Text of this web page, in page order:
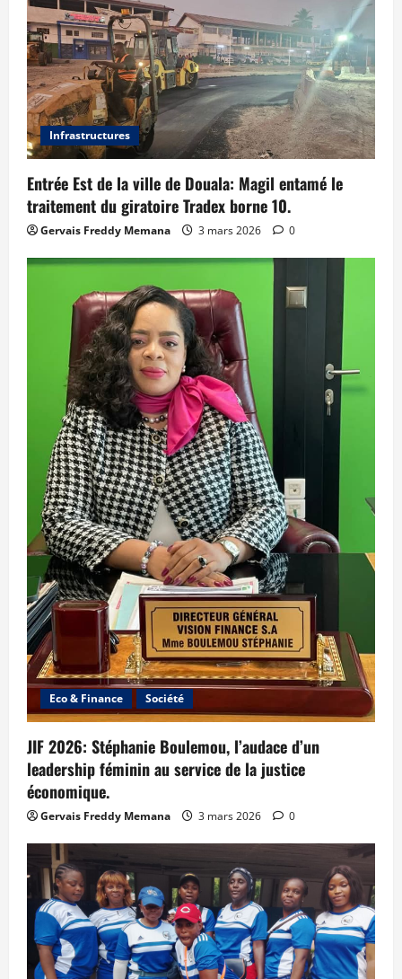
Infrastructures
Entrée Est de la ville de Douala: Magil entamé le
traitement du giratoire Tradex borne 10.
Gervais Freddy Memana 3 mars 2026 0
Eco & Finance Société
JIF 2026: Stéphanie Boulemou, l’audace d’un
leadership féminin au service de la justice
économique.
Gervais Freddy Memana 3 mars 2026 0